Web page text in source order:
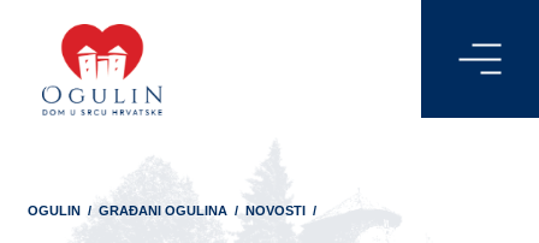
OGULIN / GRAĐANI OGULINA / NOVOSTI /